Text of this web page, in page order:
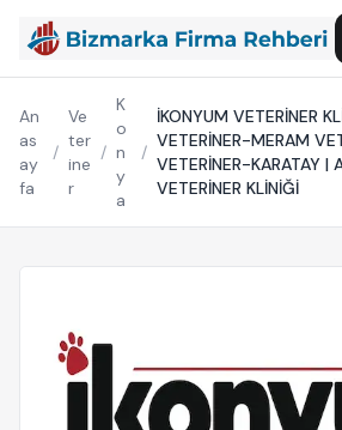
An
as
ay
fa
/
Ve
ter
ine
r
/
K
o
n
y
a
/
İKONYUM VETERİNER
VETERİNER-MERAM
VETERİNER-KARATAY
VETERİNER KLİNİĞİ